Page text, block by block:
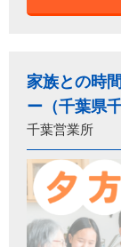
家族との時
ー（千葉県千
千葉営業所